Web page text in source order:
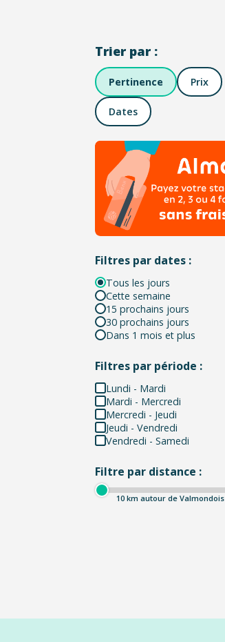
Trier par :
Pertinence Prix
Dates
Filtres par dates :
Tous les jours
Cette semaine
15 prochains jours
30 prochains jours
Dans 1 mois et plus
Filtres par période :
Lundi - Mardi
Mardi - Mercredi
Mercredi - Jeudi
Jeudi - Vendredi
Vendredi - Samedi
Filtre par distance :
10km autour de Valmondois